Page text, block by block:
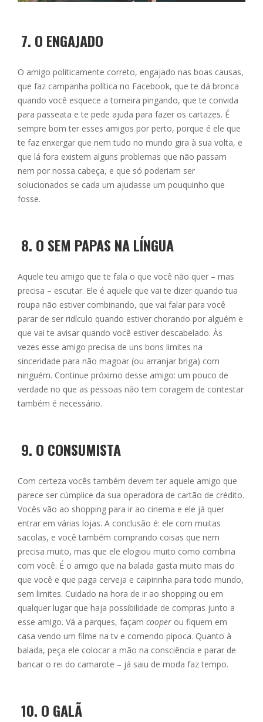
7. O ENGAJADO
O amigo politicamente correto, engajado nas boas causas,
que faz campanha política no Facebook, que te dá bronca
quando você esquece a torneira pingando, que te convida
para passeata e te pede ajuda para fazer os cartazes. É
sempre bom ter esses amigos por perto, porque é ele que
te faz enxergar que nem tudo no mundo gira à sua volta, e
que lá fora existem alguns problemas que não passam
nem por nossa cabeça, e que só poderiam ser
solucionados se cada um ajudasse um pouquinho que
fosse.
8. O SEM PAPAS NA LÍNGUA
Aquele teu amigo que te fala o que você não quer – mas
precisa – escutar. Ele é aquele que vai te dizer quando tua
roupa não estiver combinando, que vai falar para você
parar de ser ridículo quando estiver chorando por alguém e
que vai te avisar quando você estiver descabelado. Às
vezes esse amigo precisa de uns bons limites na
sinceridade para não magoar (ou arranjar briga) com
ninguém. Continue próximo desse amigo: um pouco de
verdade no que as pessoas não tem coragem de contestar
também é necessário.
9. O CONSUMISTA
Com certeza vocês também devem ter aquele amigo que
parece ser cúmplice da sua operadora de cartão de crédito.
Vocês vão ao shopping para ir ao cinema e ele já quer
entrar em várias lojas. A conclusão é: ele com muitas
sacolas, e você também comprando coisas que nem
precisa muito, mas que ele elogiou muito como combina
com você. É o amigo que na balada gasta muito mais do
que você e que paga cerveja e caipirinha para todo mundo,
sem limites. Cuidado na hora de ir ao shopping ou em
qualquer lugar que haja possibilidade de compras junto a
esse amigo. Vá a parques, façam cooper ou fiquem em
casa vendo um filme na tv e comendo pipoca. Quanto à
balada, peça ele colocar a mão na consciência e parar de
bancar o rei do camarote – já saiu de moda faz tempo.
10. O GALÃ